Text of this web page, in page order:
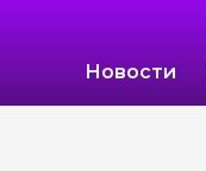
Новости